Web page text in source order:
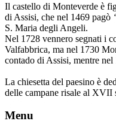
Il castello di Monteverde è
di Assisi, che nel 1469 pagò
S. Maria degli Angeli.
Nel 1728 vennero segnati i
Valfabbrica, ma nel 1730
contado di Assisi, mentre
La chiesetta del paesino è
delle campane risale al XVII
Menu